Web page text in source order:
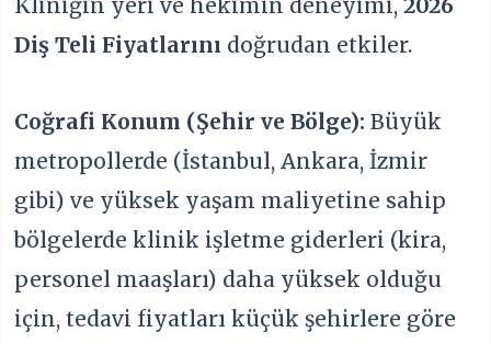
Kliniğin yeri ve hekimin deneyimi,2026
Diş Teli Fiyatlarını doğrudan etkiler.
Coğrafi Konum (Şehir ve Bölge): Büyük
metropollerde (İstanbul, Ankara, İzmir
gibi) ve yüksek yaşam maliyetine sahip
bölgelerde klinik işletme giderleri (kira,
personel maaşları) daha yüksek olduğu
için, tedavi fiyatları küçük şehirlere göre